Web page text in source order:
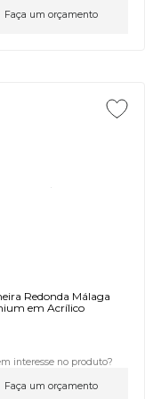
Faça um orçamento
Redonda Málaga
em Acrílico
interesse no produto?
Faça um orçamento